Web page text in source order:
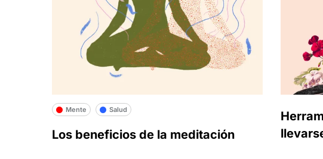
Mente Salud
Los beneficios de la meditación